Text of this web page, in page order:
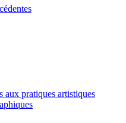
aux pratiques artistiques